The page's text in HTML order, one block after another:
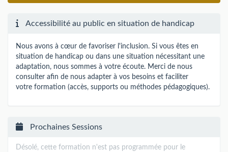
Accessibilité au public en situation de handicap
Nous avons à cœur de favoriser l'inclusion. Si vous êtes en
situation de handicap ou dans une situation nécessitant une
adaptation, nous sommes à votre écoute. Merci de nous
consulter afin de nous adapter à vos besoins et faciliter
votre formation (accès, supports ou méthodes pédagogiques).
Prochaines Sessions
Désolé, cette formation n'est pas programmée pour le